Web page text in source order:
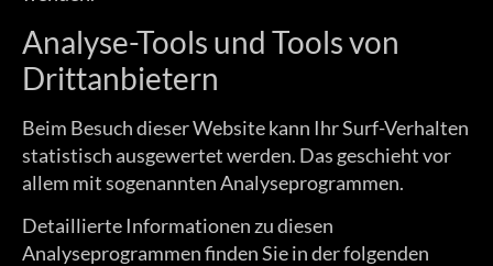
Analyse-Tools und Tools von
Dritt­anbietern
Beim Besuch dieser Website kann Ihr Surf-Verhalten
statistisch ausgewertet werden. Das geschieht vor
allem mit sogenannten Analyseprogrammen.
Detaillierte Informationen zu diesen
Analyseprogrammen finden Sie in der folgenden